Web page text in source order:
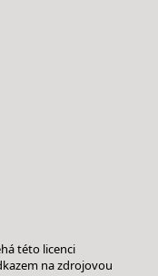
této licenci
na zdrojovou